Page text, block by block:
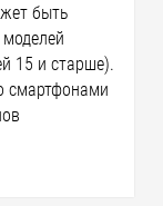
быть
15 и старше).
смартфонами